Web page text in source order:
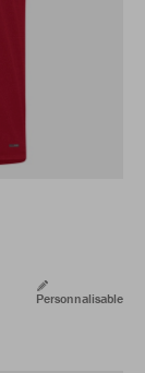
Personnalisable